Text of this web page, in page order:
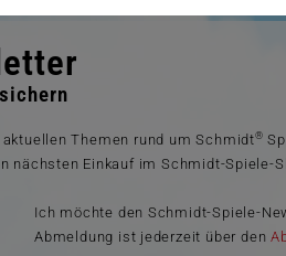
Themen rund um Schmidt®
nächsten Einkauf im Schmidt-Spiele-
Ich möchte den Schmidt-Spiele-
Abmeldung ist jederzeit über den